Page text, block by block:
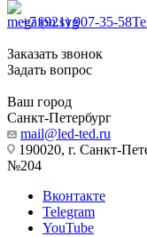
+7 (921) 907-35-58
Заказать звонок
Задать вопрос
Ваш город
Санкт-Петербург
mail@led-ted.ru
190020, г. Санкт-
№204
Вконтакте
Telegram
YouTube